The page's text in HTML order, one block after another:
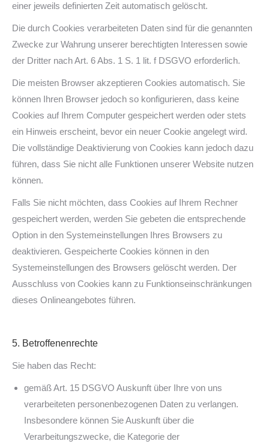
einer jeweils definierten Zeit automatisch gelöscht.
Die durch Cookies verarbeiteten Daten sind für die genannten
Zwecke zur Wahrung unserer berechtigten Interessen sowie
der Dritter nach Art. 6 Abs. 1 S. 1 lit. f DSGVO erforderlich.
Die meisten Browser akzeptieren Cookies automatisch. Sie
können Ihren Browser jedoch so konfigurieren, dass keine
Cookies auf Ihrem Computer gespeichert werden oder stets
ein Hinweis erscheint, bevor ein neuer Cookie angelegt wird.
Die vollständige Deaktivierung von Cookies kann jedoch dazu
führen, dass Sie nicht alle Funktionen unserer Website nutzen
können.
Falls Sie nicht möchten, dass Cookies auf Ihrem Rechner
gespeichert werden, werden Sie gebeten die entsprechende
Option in den Systemeinstellungen Ihres Browsers zu
deaktivieren. Gespeicherte Cookies können in den
Systemeinstellungen des Browsers gelöscht werden. Der
Ausschluss von Cookies kann zu Funktionseinschränkungen
dieses Onlineangebotes führen.
5. Betroffenenrechte
Sie haben das Recht:
gemäß Art. 15 DSGVO Auskunft über Ihre von uns
verarbeiteten personenbezogenen Daten zu verlangen.
Insbesondere können Sie Auskunft über die
Verarbeitungszwecke, die Kategorie der